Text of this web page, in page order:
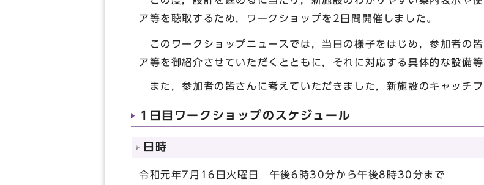
ア等を聴取するため，ワークショップを2日間開催しました。
このワークショップニュースでは，当日の様子をはじめ，参加者の
ア等を御紹介させていただくとともに，それに対応する具体的な設備
また，参加者の皆さんに考えていただきました，新施設のキャッチフ
1日目ワークショップのスケジュール
日時
令和元年7月16日火曜日 午後6時30分から午後8時30分まで